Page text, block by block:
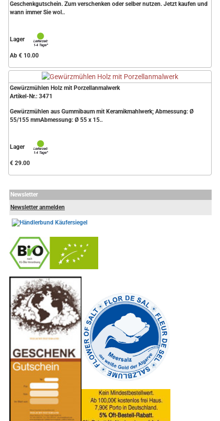
Geschenkgutschein. Zum verschenken oder selber nutzen. Jetzt kaufen und
wann immer Sie wol..
Lager
Ab € 10.00
Gewürzmühlen Holz mit Porzellanmalwerk
Artikel-Nr.: 3471
Gewürzmühlen aus Gummibaum mit Keramikmahlwerk; Abmessung: Ø
55/155 mmAbmessung: Ø 55 x 15..
Lager
€ 29.00
Newsletter
Newsletter anmelden